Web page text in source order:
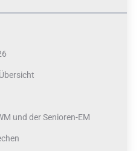
und der Senioren-EM